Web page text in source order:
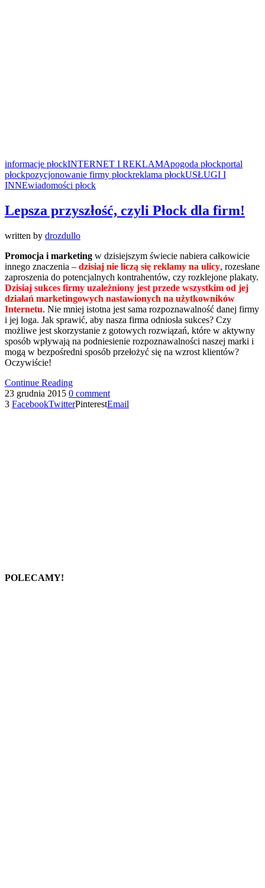
informacje płockINTERNET I REKLAMApogoda płockportal
płockpozycjonowanie firmy płockreklama płockUSŁUGI I
INNEwiadomości płock
Lepsza przyszłość, czyli Płock dla firm!
written by drozdullo
Promocja i marketing w dzisiejszym świecie nabiera całkowicie
innego znaczenia – dzisiaj nie liczą się reklamy na ulicy, rozesłane
zaproszenia do potencjalnych kontrahentów, czy rozklejone plakaty.
Dzisiaj sukces firmy uzależniony jest przede wszystkim od jej
działań marketingowych nastawionych na użytkowników
Internetu. Nie mniej istotna jest sama rozpoznawalność danej firmy
i jej loga. Jak sprawić, aby nasza firma odniosła sukces? Czy
możliwe jest skorzystanie z gotowych rozwiązań, które w aktywny
sposób wpływają na podniesienie rozpoznawalności naszej marki i
mogą w bezpośredni sposób przełożyć się na wzrost klientów?
Oczywiście!
Continue Reading
23 grudnia 2015 0 comment
3 FacebookTwitterPinterestEmail
POLECAMY!